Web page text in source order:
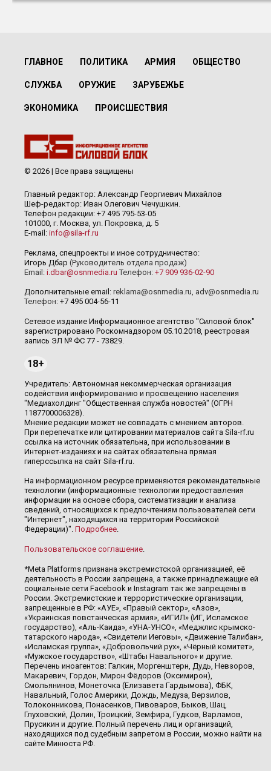
ГЛАВНОЕ ПОЛИТИКА АРМИЯ ОБЩЕСТВО
СЛУЖБА ОРУЖИЕ ЗАРУБЕЖЬЕ
ЭКОНОМИКА ПРОИСШЕСТВИЯ
© 2026 | Все права защищены
Главный редактор: Александр Георгиевич Михайлов
Шеф-редактор: Иван Олегович Чечушкин.
Телефон редакции: +7 495 795-53-05
101000, г. Москва, ул. Покровка, д. 5
E-mail: info@sila-rf.ru
Реклама, спецпроекты и иное сотрудничество:
Игорь Дбар (Руководитель отдела продаж)
Email: i.dbar@osnmedia.ru Телефон: +7 909 936-02-90
Дополнительные email: reklama@osnmedia.ru adv@osnmedia.ru
Телефон: +7 495 004-56-11
Сетевое издание Информационное агентство "Силовой блок"
зарегистрировано Роскомнадзором 05.10.2018, реестровая
запись ЭЛ № ФС 77 - 73829.
18+
Учредитель: Автономная некоммерческая организация
содействия информированию и просвещению населения
"Медиахолдинг "Общественная служба новостей" (ОГРН
1187700006328).
Мнение редакции может не совпадать с мнением авторов.
При перепечатке или цитировании материалов сайта Sila-rf.ru
ссылка на источник обязательна, при использовании в
Интернет-изданиях и на сайтах обязательна прямая
гиперссылка на сайт Sila-rf.ru.
На информационном ресурсе применяются рекомендательные
технологии (информационные технологии предоставления
информации на основе сбора, систематизации и анализа
сведений, относящихся к предпочтениям пользователей сети
"Интернет", находящихся на территории Российской
Федерации)". Подробнее
Пользовательское соглашение
*Meta Platforms признана экстремистской организацией, её
деятельность в России запрещена, а также принадлежащие ей
социальные сети Facebook и Instagram так же запрещены в
России. Экстремистские и террористические организации,
запрещенные в РФ: «АУЕ», «Правый сектор», «Азов»,
«Украинская повстанческая армия», «ИГИЛ» (ИГ, Исламское
государство), «Аль-Каида», «УНА-УНСО», «Меджлис крымско-
татарского народа», «Свидетели Иеговы», «Движение Талибан»,
«Исламская группа», «Добровольчий рух», «Чёрный комитет»,
«Мужское государство», «Штабы Навального» и другие.
Перечень иноагентов: Галкин, Моргенштерн, Дудь, Невзоров,
Макаревич, Гордон, Мирон Фёдоров (Оксимирон),
Смольянинов, Монеточка (Елизавета Гардымова), ФБК,
Навальный, Голос Америки, Дождь, Медуза, Верзилов,
Толоконникова, Понасенков, Пивоваров, Быков, Шац,
Глуховский, Долин, Троицкий, Земфира, Гудков, Варламов,
Прусикин и другие. Полный перечень лиц и организаций,
находящихся под судебным запретом в России, можно найти на
сайте Минюста РФ.